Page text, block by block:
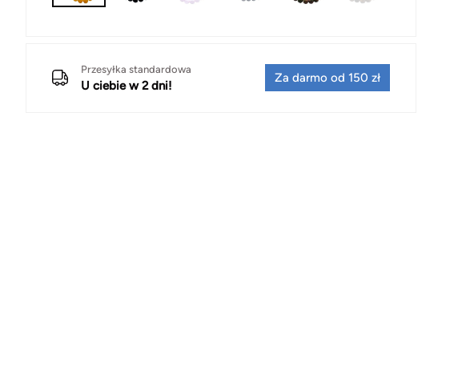
Przesyłka standardowa
U ciebie w 2 dni!
Za darmo od 150 zł